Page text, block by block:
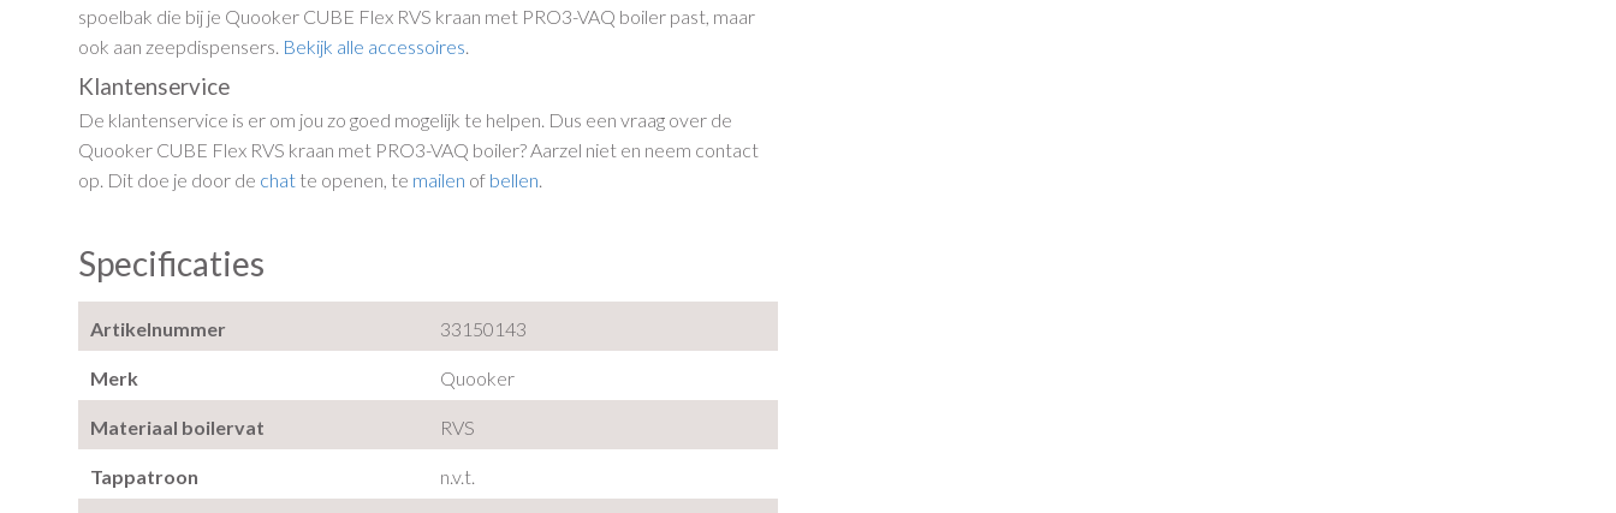
spoelbak die bij je Quooker CUBE Flex RVS kraan met PRO3-VAQ boiler past, maar
ook aan zeepdispensers. Bekijk alle accessoires.
Klantenservice
De klantenservice is er om jou zo goed mogelijk te helpen. Dus een vraag over de
Quooker CUBE Flex RVS kraan met PRO3-VAQ boiler? Aarzel niet en neem contact
op. Dit doe je door de chat te openen, te mailen of bellen
Specificaties
Artikelnummer 33150143
Merk Quooker
Materiaal boilervat RVS
Tappatroon n.v.t.